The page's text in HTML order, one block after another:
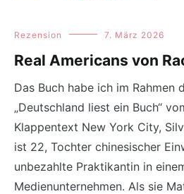
Rezension 7. März 2026
Real Americans von
Das Buch habe ich im Rahmen
„Deutschland liest ein Buch“
Klappentext New York City,
ist 22, Tochter chinesischer
unbezahlte Praktikantin in
Medienunternehmen. Als sie